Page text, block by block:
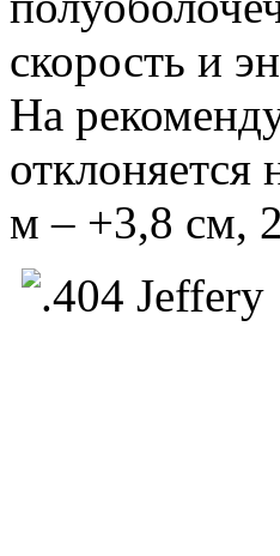
скорость и
На
отклоняется
м – +3,8 см,